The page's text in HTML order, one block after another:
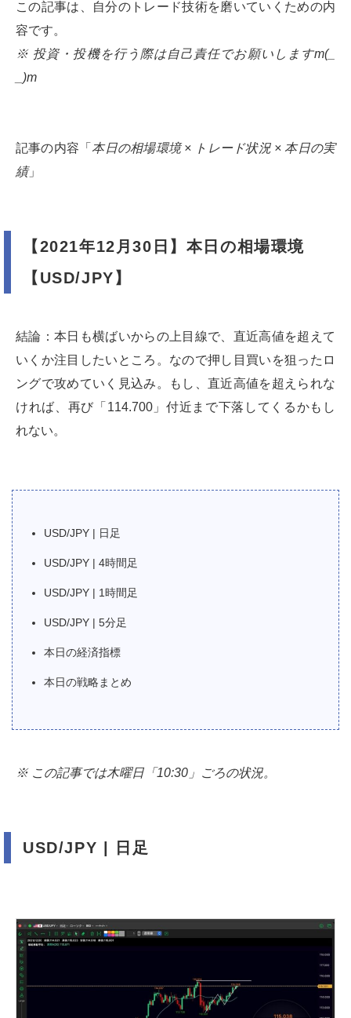
この記事は、自分のトレード技術を磨いていくための内
容です。
※ 投資・投機を行う際は自己責任でお願いしますm(_
_)m
記事の内容「 本日の相場環境 × トレード状況 × 本日の実
績」
【2021年12月30日】本日の相場環境
【USD/JPY】
結論：本日も横ばいからの上目線で、直近高値を超えて
いくか注目したいところ。なので押し目買いを狙ったロ
ングで攻めていく見込み。もし、直近高値を超えられな
ければ、再び「114.700」付近まで下落してくるかもし
れない。
USD/JPY | 日足
USD/JPY | 4時間足
USD/JPY | 1時間足
USD/JPY | 5分足
本日の経済指標
本日の戦略まとめ
※ この記事では木曜日「10:30」ごろの状況。
USD/JPY | 日足